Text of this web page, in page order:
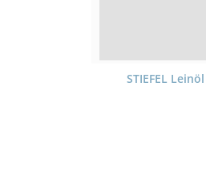
STIEFEL